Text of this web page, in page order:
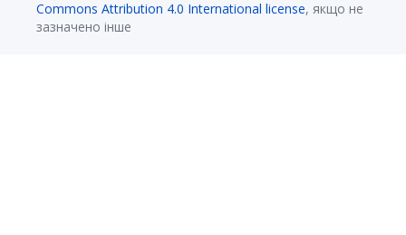
Commons Attribution 4.0 International license, якщо не
зазначено інше